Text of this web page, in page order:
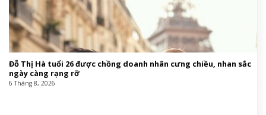
Đỗ Thị Hà tuổi 26 được chồng doanh nhân cưng chiều, nhan sắc
ngày càng rạng rỡ
6 Tháng 8, 2026